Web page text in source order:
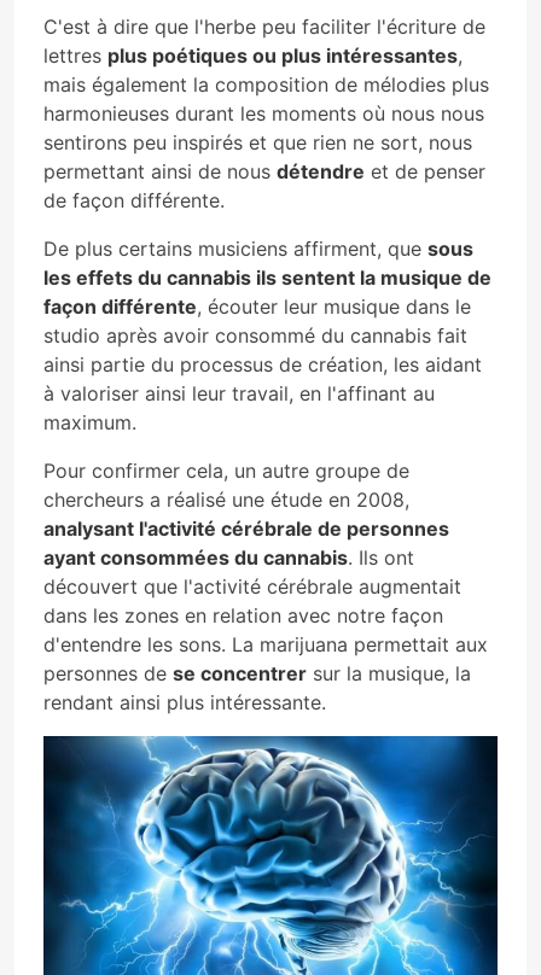
C'est à dire que l'herbe peu faciliter l'écriture de
lettres plus poétiques ou plus intéressantes,
mais également la composition de mélodies plus
harmonieuses durant les moments où nous nous
sentirons peu inspirés et que rien ne sort, nous
permettant ainsi de nous détendre et de penser
de façon différente.
De plus certains musiciens affirment, que sous
les effets du cannabis ils sentent la musique de
façon différente, écouter leur musique dans le
studio après avoir consommé du cannabis fait
ainsi partie du processus de création, les aidant
à valoriser ainsi leur travail, en l'affinant au
maximum.
Pour confirmer cela, un autre groupe de
chercheurs a réalisé une étude en 2008,
analysant l'activité cérébrale de personnes
ayant consommées du cannabis. Ils ont
découvert que l'activité cérébrale augmentait
dans les zones en relation avec notre façon
d'entendre les sons. La marijuana permettait aux
personnes de se concentrer sur la musique, la
rendant ainsi plus intéressante.